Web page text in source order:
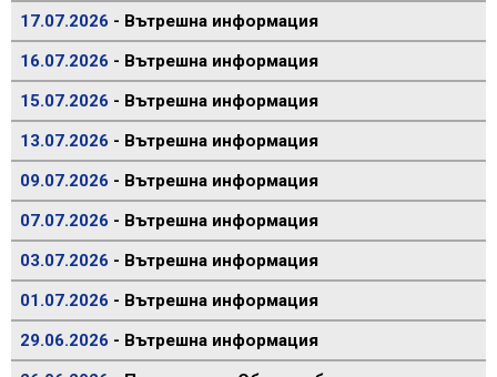
17.07.2026 - Вътрешна информация
16.07.2026 - Вътрешна информация
15.07.2026 - Вътрешна информация
13.07.2026 - Вътрешна информация
09.07.2026 - Вътрешна информация
07.07.2026 - Вътрешна информация
03.07.2026 - Вътрешна информация
01.07.2026 - Вътрешна информация
29.06.2026 - Вътрешна информация